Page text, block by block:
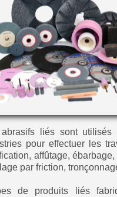
APPLIQUÉS ABRASIF LIÉS
abrasifs liés sont utilisés
pour effectuer les
affûtage,
par friction,
de produits liés